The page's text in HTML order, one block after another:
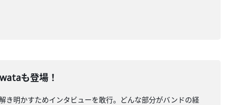
も登場！
き明かすためインタビューを敢行。どんな部分がバンドの経